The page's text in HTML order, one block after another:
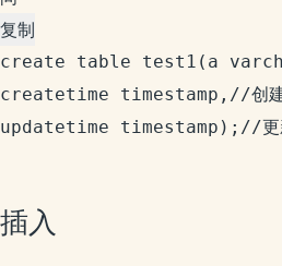
复制
create table test1(a
createtime timestamp,//创建
插入